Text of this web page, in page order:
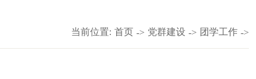
当前位置: 首页 -> 党群建设 -> 团学工作 ->